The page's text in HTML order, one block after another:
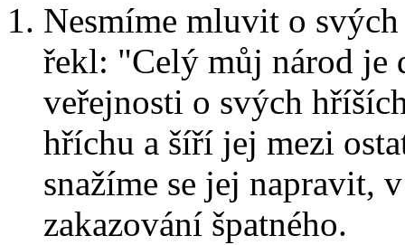
Nesmíme mluvit o
řekl: "Celý můj národ je
veřejnosti o svých
hříchu a šíří jej mezi
snažíme se jej napravit,
zakazování špatného.